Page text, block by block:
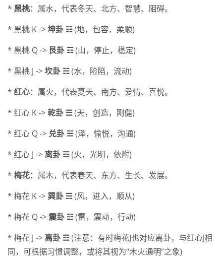
* 黑桃：属水，代表冬天、北方、智慧、阻碍。
* 黑桃 K ->坤卦 ☷(地，包容，柔顺)
* 黑桃 Q -> 艮卦 ☶(山，停止，稳定)
* 黑桃 J ->坎卦 ☵(水，险陷，流动)
* 红心：属火，代表夏天、南方、爱情、喜悦。
* 红心 K ->乾卦 ☰(天，创造，刚健)
* 红心 Q -> 兑卦 ☱(泽，愉悦，沟通)
* 红心 J -> 离卦 ☲(火，光明，依附)
* 梅花：属木，代表春天、东方、生长、发展。
* 梅花 K -> 巽卦 ☴(风，进入，顺从)
* 梅花 Q -> 震卦 ☳(雷，震动，行动)
* 梅花 J -> 离卦 ☲(注意：有时梅花J也对应离卦，与红心J相
同，可根据习惯调整，或将其视为“木火通明”之象)